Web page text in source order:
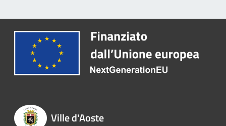
Ville d'Aoste